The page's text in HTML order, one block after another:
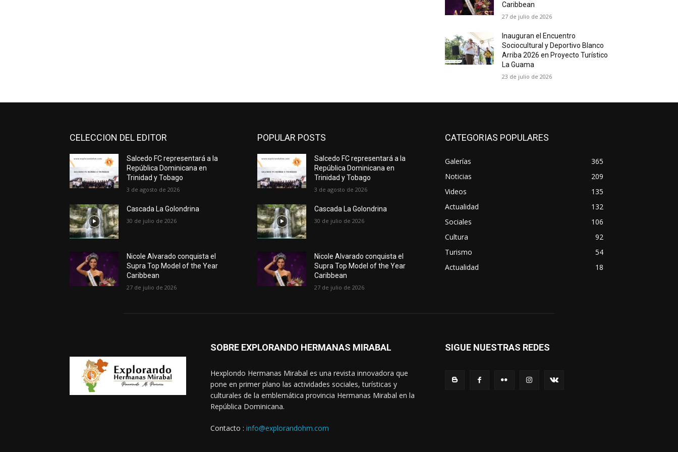
Caribbean
27 de julio de 2026
Inauguran el Encuentro
Sociocultural y Deportivo Blanco
Arriba 2026 en Proyecto Turístico
La Guama
23 de julio de 2026
CELECCION DEL EDITOR
Salcedo FC representará a la
República Dominicana en
Trinidad y Tobago
3 de agosto de 2026
Cascada La Golondrina
30 de julio de 2026
Nicole Alvarado conquista el
Supra Top Model of the Year
Caribbean
27 de julio de 2026
POPULAR POSTS
Salcedo FC representará a la
República Dominicana en
Trinidad y Tobago
3 de agosto de 2026
Cascada La Golondrina
30 de julio de 2026
Nicole Alvarado conquista el
Supra Top Model of the Year
Caribbean
27 de julio de 2026
CATEGORIAS POPULARES
Galerías
365
Noticias
209
Videos
135
Actualidad
132
Sociales
106
Cultura
92
Turismo
54
Actualidad
18
SOBRE EXPLORANDO HERMANAS MIRABAL
Hexplondo Hermanas Mirabal es una revista innovadora que
pone en primer plano las actividades sociales, turísticas y
culturales de la emblemática provincia Hermanas Mirabal en la
República Dominicana.
Contacto : info@explorandohm.com
SIGUE NUESTRAS REDES